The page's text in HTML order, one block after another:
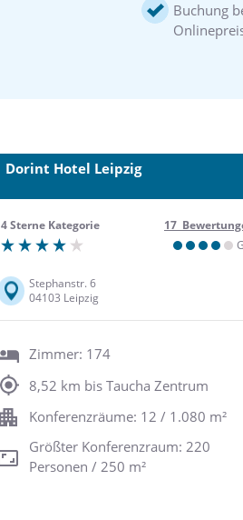
Buchung
Dorint Hotel Leipzig
4 Sterne Kategorie
17
Stephanstr. 6
04103 Leipzig
Zimmer: 174
8,52 km bis Taucha Zentrum
Konferenzräume: 12 / 1.080 m²
Größter Konferenzraum: 220
Personen / 250 m²